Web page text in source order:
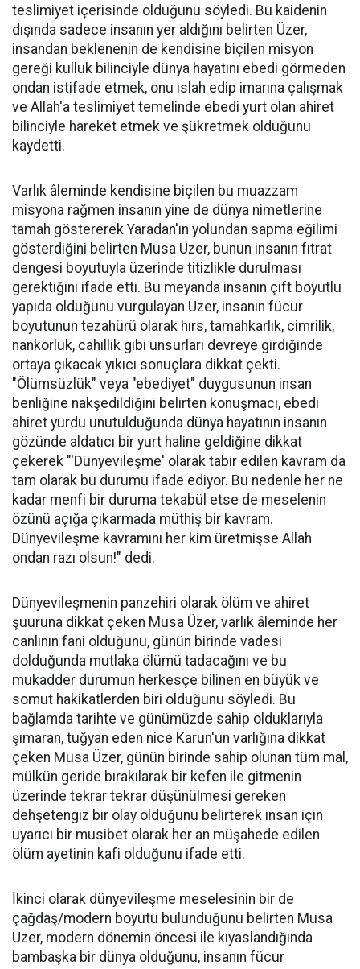
teslimiyet içerisinde olduğunu söyledi. Bu kaidenin
dışında sadece insanın yer aldığını belirten Üzer,
insandan beklenenin de kendisine biçilen misyon
gereği kulluk bilinciyle dünya hayatını ebedi görmeden
ondan istifade etmek, onu ıslah edip imarına çalışmak
ve Allah'a teslimiyet temelinde ebedi yurt olan ahiret
bilinciyle hareket etmek ve şükretmek olduğunu
kaydetti.
Varlık âleminde kendisine biçilen bu muazzam
misyona rağmen insanın yine de dünya nimetlerine
tamah göstererek Yaradan'ın yolundan sapma eğilimi
gösterdiğini belirten Musa Üzer, bunun insanın fıtrat
dengesi boyutuyla üzerinde titizlikle durulması
gerektiğini ifade etti. Bu meyanda insanın çift boyutlu
yapıda olduğunu vurgulayan Üzer, insanın fücur
boyutunun tezahürü olarak hırs, tamahkarlık, cimrilik,
nankörlük, cahillik gibi unsurları devreye girdiğinde
ortaya çıkacak yıkıcı sonuçlara dikkat çekti.
"Ölümsüzlük" veya "ebediyet" duygusunun insan
benliğine nakşedildiğini belirten konuşmacı, ebedi
ahiret yurdu unutulduğunda dünya hayatının insanın
gözünde aldatıcı bir yurt haline geldiğine dikkat
çekerek "'Dünyevileşme' olarak tabir edilen kavram da
tam olarak bu durumu ifade ediyor. Bu nedenle her ne
kadar menfi bir duruma tekabül etse de meselenin
özünü açığa çıkarmada müthiş bir kavram.
Dünyevileşme kavramını her kim üretmişse Allah
ondan razı olsun!" dedi.
Dünyevileşmenin panzehiri olarak ölüm ve ahiret
şuuruna dikkat çeken Musa Üzer, varlık âleminde her
canlının fani olduğunu, günün birinde vadesi
dolduğunda mutlaka ölümü tadacağını ve bu
mukadder durumun herkesçe bilinen en büyük ve
somut hakikatlerden biri olduğunu söyledi. Bu
bağlamda tarihte ve günümüzde sahip olduklarıyla
şımaran, tuğyan eden nice Karun'un varlığına dikkat
çeken Musa Üzer, günün birinde sahip olunan tüm mal,
mülkün geride bırakılarak bir kefen ile gitmenin
üzerinde tekrar tekrar düşünülmesi gereken
dehşetengiz bir olay olduğunu belirterek insan için
uyarıcı bir musibet olarak her an müşahede edilen
ölüm ayetinin kafi olduğunu ifade etti.
İkinci olarak dünyevileşme meselesinin bir de
çağdaş/modern boyutu bulunduğunu belirten Musa
Üzer, modern dönemin öncesi ile kıyaslandığında
bambaşka bir dünya olduğunu, insanın fücur